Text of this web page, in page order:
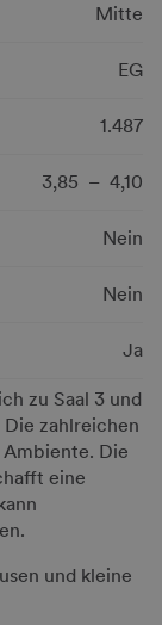
zu Saal 3 und
zahlreichen
Ambiente. Die
eine
und kleine
Mitte
EG
1.487
3,85 – 4,10
Nein
Nein
Ja